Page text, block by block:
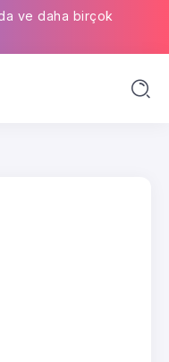
ve daha birçok